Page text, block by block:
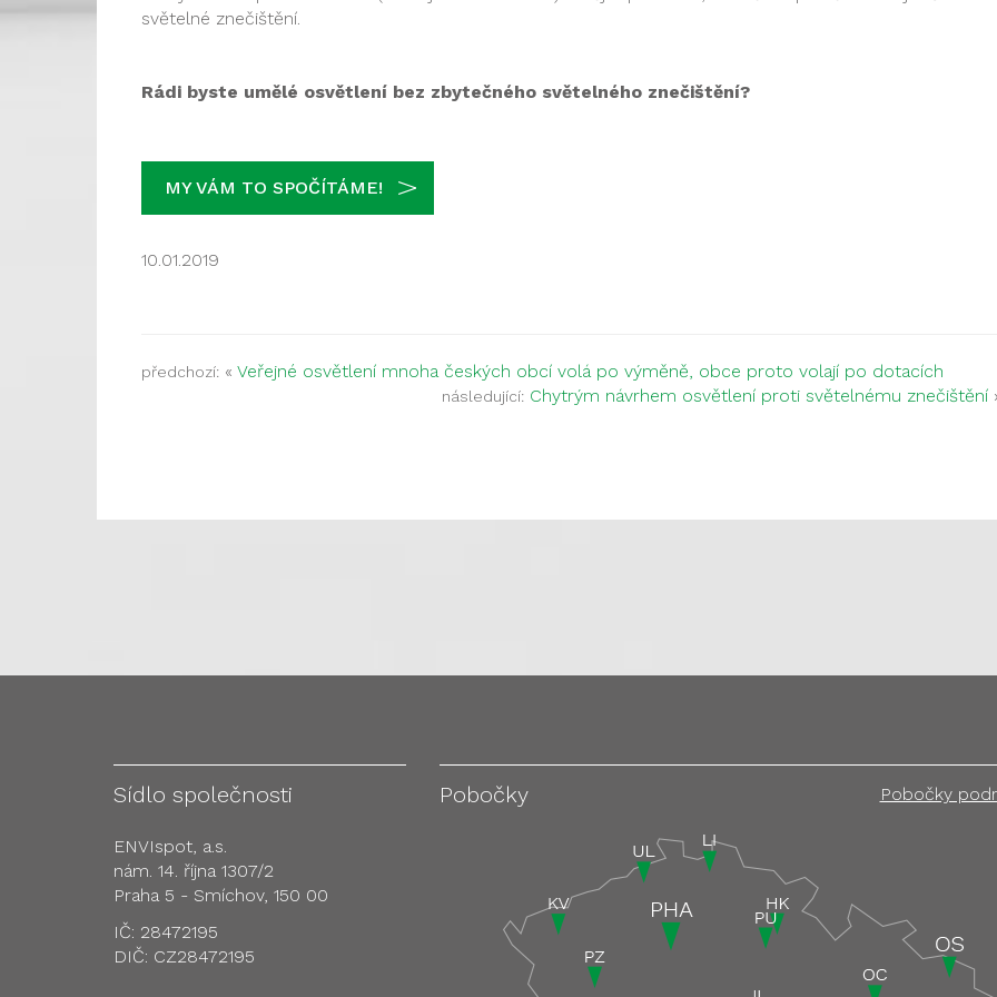
světelné znečištění.
Rádi byste umělé osvětlení bez zbytečného světelného znečištění?
MY VÁM TO SPOČÍTÁME!
10.01.2019
předchozí: « Veřejné osvětlení mnoha českých obcí volá po výměně, obce proto volají po dotacích
následující: Chytrým návrhem osvětlení proti světelnému znečištění
Sídlo společnosti
ENVIspot, a.s.
nám. 14. října 1307/2
Praha 5 - Smíchov, 150 00
IČ: 28472195
DIČ: CZ28472195
Pobočky Pobočky